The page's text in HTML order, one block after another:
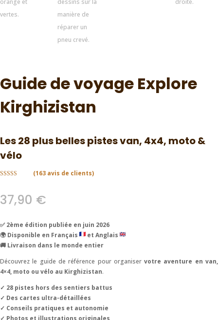
Guide de voyage Explore
Kirghizistan
Les 28 plus belles pistes van, 4x4, moto &
vélo
base de
évaluations
de clients
(163avis de clients)
37,90 €
✅ 2ème édition publiée en juin 2026
🌍 Disponible en Français
et Anglais
🚚 Livraison dans le monde entier
Découvrez le guide de référence pour organiservotre aventure en van,
4×4, moto ou vélo au Kirghizistan.
✓ 28 pistes hors des sentiers battus
✓ Des cartes ultra-détaillées
✓ Conseils pratiques et autonomie
✓ Photos et illustrations originales